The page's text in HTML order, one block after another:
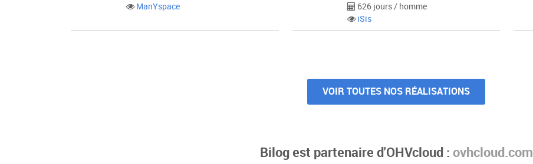
ManYspace
626 jours / homme
iSis
VOIR TOUTES NOS RÉALISATIONS
Bilog est partenaire d'OHVcloud : ovhcloud.com